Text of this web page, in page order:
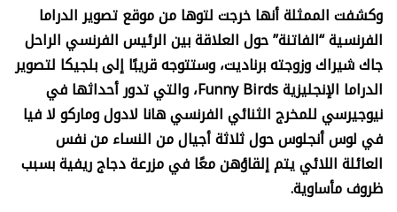
وكشفت الممثلة أنها خرجت لتوها من موقع تصوير الدراما
الفرنسية “الفاتنة” حول العلاقة بين الرئيس الفرنسي الراحل
جاك شيراك وزوجته برناديت، وستتوجه قريبًا إلى بلجيكا لتصوير
الدراما الإنجليزيةFunny Birds، والتي تدور أحداثها في
نيوجيرسي للمخرج الثنائي الفرنسي هانا لادول وماركو لا فيا
في لوس أنجلوس حول ثلاثة أجيال من النساء من نفس
العائلة اللائي يتم إلقاؤهن معًا في مزرعة دجاج ريفية بسبب
ظروف مأساوية.